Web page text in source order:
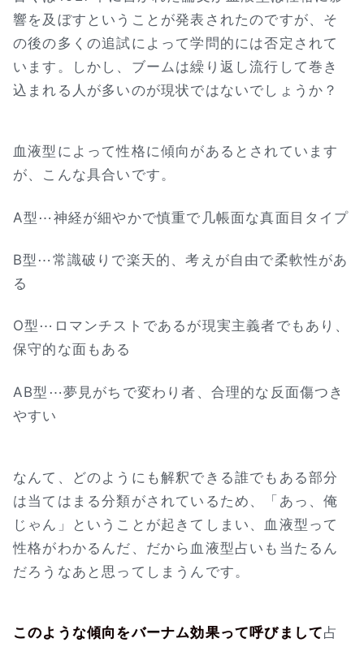
響を及ぼすということが発表されたのですが、そ
の後の多くの追試によって学問的には否定されて
います。しかし、ブームは繰り返し流行して巻き
込まれる人が多いのが現状ではないでしょうか？
血液型によって性格に傾向があるとされています
が、こんな具合いです。
A型⋯神経が細やかで慎重で几帳面な真面目タイプ
B型⋯常識破りで楽天的、考えが自由で柔軟性があ
る
O型⋯ロマンチストであるが現実主義者でもあり、
保守的な面もある
AB型⋯夢見がちで変わり者、合理的な反面傷つき
やすい
なんて、どのようにも解釈できる誰でもある部分
は当てはまる分類がされているため、「あっ、俺
じゃん」ということが起きてしまい、血液型って
性格がわかるんだ、だから血液型占いも当たるん
だろうなあと思ってしまうんです。
このような傾向をバーナム効果って呼びまして占